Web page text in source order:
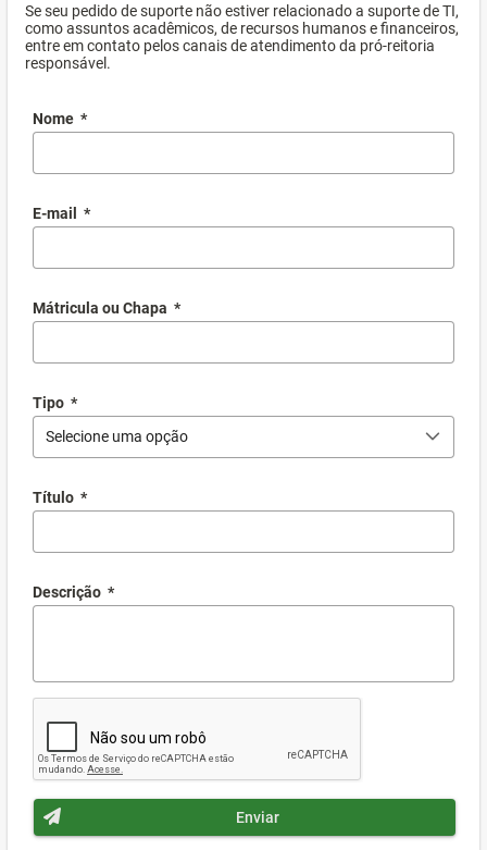
Se seu pedido de suporte não estiver relacionado a suporte de TI,
como assuntos acadêmicos, de recursos humanos e financeiros,
entre em contato pelos canais de atendimento da pró-reitoria
responsável.
Nome *
E-mail *
Mátricula ou Chapa *
Tipo *
Selecione uma opção
Título *
Descrição *
Enviar